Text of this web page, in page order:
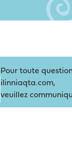
Pour toute
ilinniaqta.com,
veuillez